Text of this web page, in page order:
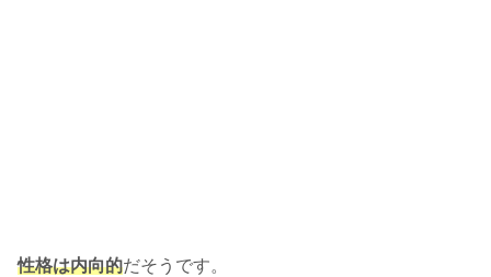
性格は内向的だそうです。